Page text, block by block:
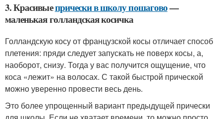
3. Красивыепрически в школу пошагово—
маленькая голландская косичка
Голландскую косу от французской косы отличает способ
плетения: пряди следует запускать не поверх косы, а,
наоборот, снизу. Тогда у вас получится ощущение, что
коса «лежит» на волосах. С такой быстрой прической
можно уверенно провести весь день.
Это более упрощенный вариант предыдущей прически